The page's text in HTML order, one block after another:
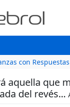
con Respuestas
aquella que
del revés...